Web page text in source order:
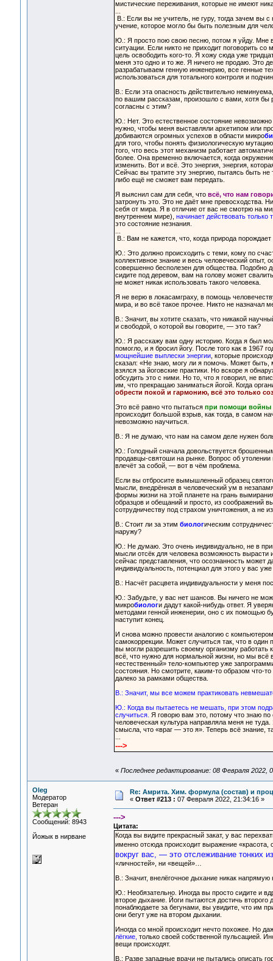
мистические переживания, которые не имеют
В.: Если вы не учитель, не гуру, тогда зачем вы
учение, которое могло бы быть полезным для
Ю.: Я просто пою свою песню, потом я уйду. Мне
ситуации. Если никто не приходит поговорить
цель освободить кого-то. Я хожу сюда уже
меня это одно и то же. Я ничего не продаю. Это
разрабатываем генную инженерию, все генные
использоваться для тотального контроля и
В.: Если эта опасность действительно
по вашим рассказам, произошло с вами, хотя бы
согласны с этим?
Ю.: Нет. Это естественное состояние
нужно, чтобы меня выставляли архетипом или
добиваются огромных успехов в области микро
для того, чтобы понять физиологическую
того, что весь этот механизм работает
более. Она временно включается, когда
изменить. Вот и всё. Это энергия, энергия,
Сейчас вы тратите эту энергию, пытаясь быть
либо ещё не сможет вам передать.
Я выяснил сам для себя, что всё, что нам
затронуть это. Это не даёт мне превосходства.
себя от мира. Я в отличие от вас не смотрю на
внутреннем мире), начинает действовать только
это состояние незнания.
В.: Вам не кажется, что, когда природа
Ю.: Это должно происходить с теми, кому по
коллективное знание и весь человеческий опыт,
совершенно бесполезен для общества. Подобно
сидите под деревом, вам на голову может
не может никак использовать такого человека.
Я не верю в локасамграху, в помощь
мира, и во всё такое прочее. Никто не назначал
В.: Значит, вы хотите сказать, что никакой
и свободой, о которой вы говорите, — это так?
Ю.: Я расскажу вам одну историю. Когда я был
помогло, и я бросил йогу. После того как в 1967
мощнейшие выплески энергии, которые
сказал: «Не знаю, могу ли я помочь. Может
взялся за йоговские практики. Но вскоре я
обсудить это с ними. Но то, что я говорил, не
им, что прекращаю заниматься йогой. Когда
обрести покой и гармонию, всё это только
Это всё равно что пытаться при помощи войны
происходит большой взрыв, как тогда, в самом
невозможно научиться.
В.: Я не думаю, что нам на самом деле нужен
Ю.: Голодный сначала довольствуется
продавцы-святоши на рынке. Вопрос об утолении
влечёт за собой, — вот в чём проблема.
Если вы отбросите вымышленный образец
мысли, внедрённая в человеческий ум в
формы жизни на этой планете на грань
образцов и обещаний и просто, из соображений
сотрудничеству под страхом уничтожения, а не
В.: Стоит ли за этим биологическим
наружу?
Ю.: Не думаю. Это очень индивидуально, не в
мысли отсёк для человека возможность вырасти
сейчас представления, что осознанность может
индивидуальность, потенциал для этого у вас
В.: Насчёт расцвета индивидуальности у меня
Ю.: Забудьте, у вас нет шансов. Вы ничего не
микробиологи дадут какой-нибудь ответ. Я
методами генной инженерии, оно с их помощью
наступит конец.
И снова можно провести аналогию с
самокоррекции. Может случиться так, что в
вы могли разрешить своему организму
всё, что нужно для нормальной жизни, но мы
«естественный» тело-компьютер уже
состояния. Но смотрите, каким-то образом что-
далеко за рамками общества.
В.: Значит, мы все можем практиковать
Ю.: Когда вы пытаетесь не мешать, при этом
случиться. Я говорю вам это, потому что знаю
человеческая культура направляла меня не
смысла, что «враг — это я». Теперь всё знание,
--->
« Последнее редактирование: 08 Февраля 2022,
Oleg
Модератор
Ветеран
Сообщений: 8943
Йожык в нирване
Re: Амрита. Хим. формула (состав) и
« Ответ #213 : 07 Февраля 2022, 21:34:16 »
--->
Цитата:
Когда вы видите прекрасный закат, у вас
именно отсюда происходит выражение «красота,
вокруг вас, — это отслеживание тонких
«личностей», ни «вещей»…
В.: Значит, внелёгочное дыхание никак
Ю.: Необязательно. Иногда вы просто сидите и
второе дыхание. Йоги пытаются достичь
понаблюдаете за бегунами, вы увидите, что им
они бегут уже на втором дыхании.
Иногда со мной происходит нечто похожее. Но
лёгкие, только своей собственной пульсацией.
вещи происходят.
В.: Разве западные врачи не пытались описать